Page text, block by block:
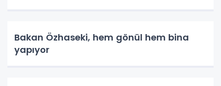
Bakan Özhaseki, hem gönül hem bina
yapıyor